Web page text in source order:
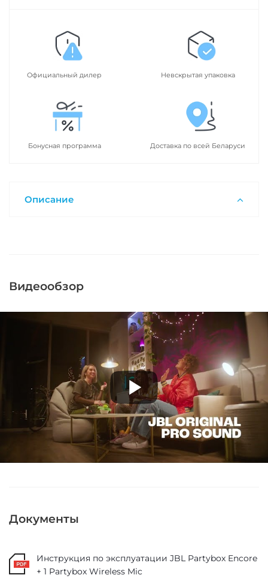
Официальный дилер Невскрытая упаковка
Бонусная программа Доставка по всей Беларуси
Описание
Видеообзор
Документы
Инструкция по эксплуатации JBL Partybox Encore
+ 1 Partybox Wireless Mic